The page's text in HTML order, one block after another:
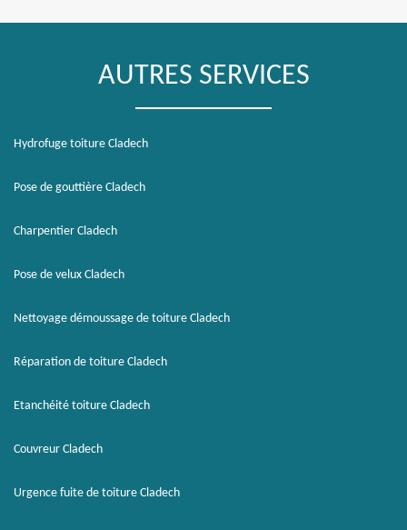
AUTRES SERVICES
Hydrofuge toiture Cladech
Pose de gouttière Cladech
Charpentier Cladech
Pose de velux Cladech
Nettoyage démoussage de toiture Cladech
Réparation de toiture Cladech
Etanchéité toiture Cladech
Couvreur Cladech
Urgence fuite de toiture Cladech